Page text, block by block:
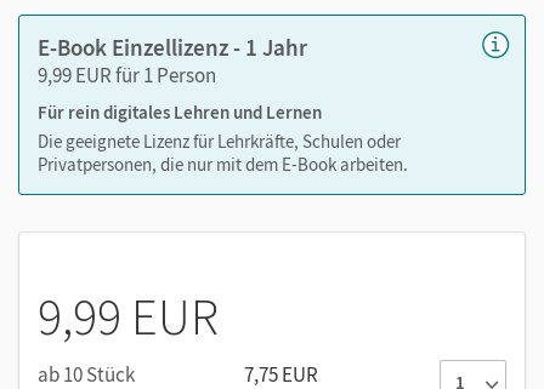
Medien in diesem E-Book:
Audios
E-Book Einzellizenz - 1 Jahr
9,99 EUR für 1 Person
Für rein digitales Lehren und Lernen
Die geeignete Lizenz für Lehrkräfte, Schulen oder
Privatpersonen, die nur mit dem E-Book arbeiten.
9,99 EUR
ab 10 Stück
7,75 EUR